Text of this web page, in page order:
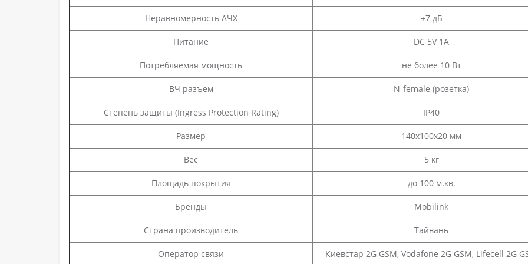
Неравномерность АЧХ ±7 дБ
Питание DC 5V 1A
Потребляемая мощность не более 10 Вт
ВЧ разъем N-female (розетка)
Степень защиты (Ingress Protection Rating) IP40
Размер 140x100x20 мм
Вес 5 кг
Площадь покрытия до 100 м.кв.
Бренды Mobilink
Страна производитель Тайвань
Оператор связи Киевстар 2G GSM, Vodafone 2G GSM, Lifecell 2G